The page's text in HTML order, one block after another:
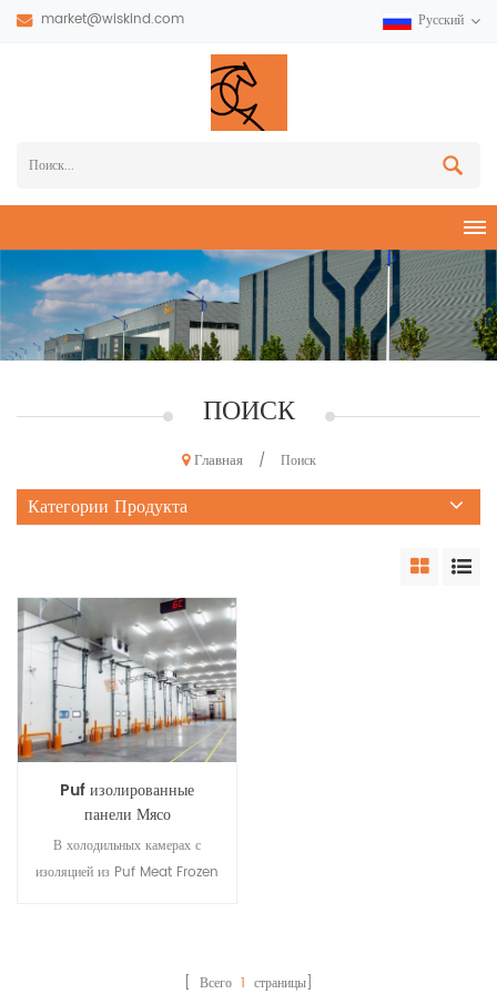
market@wiskind.com Русский
ПОИСК
Главная / Поиск
Категории Продукта
Puf изолированные
панели Мясо
замороженное
Холодильная камера для
В холодильных камерах с
изоляцией из Puf Meat Frozen
продуктов. И складское[ Всего 1 страницы]